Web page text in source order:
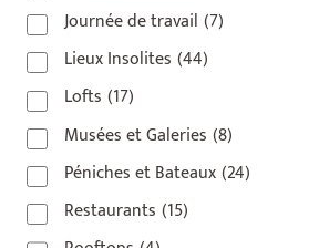
Journée de travail (7)
Lieux Insolites (44)
Lofts (17)
Musées et Galeries (8)
Péniches et Bateaux(24)
Restaurants (15)